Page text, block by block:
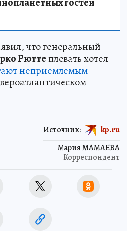
гостей
что генеральный
Рюттеплевать хотел
неприемлемым
Мария МАМАЕВА
Корреспондент
Источник: kp.ru